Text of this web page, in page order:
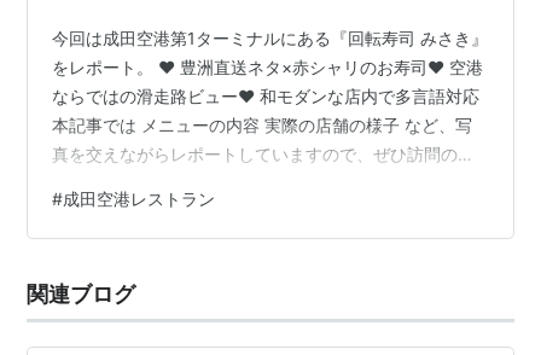
今回は成田空港第1ターミナルにある『回転寿司 みさき』
をレポート。 ♥ 豊洲直送ネタ×赤シャリのお寿司♥ 空港
ならではの滑走路ビュー♥ 和モダンな店内で多言語対応
本記事では メニューの内容 実際の店舗の様子 など、写
真を交えながらレポートしていますので、ぜひ訪問の前
の評価 ▶︎ Google｜★ 3.9 / 5▶︎ 食べログ｜★ 3.08 / 5
＊2025年6月時点でのステータスです。 Access｜場所は
Menu｜メニューをご紹介 Food Log｜これ食べました！
いくら軍艦…
#成田空港レストラン
関連ブログ